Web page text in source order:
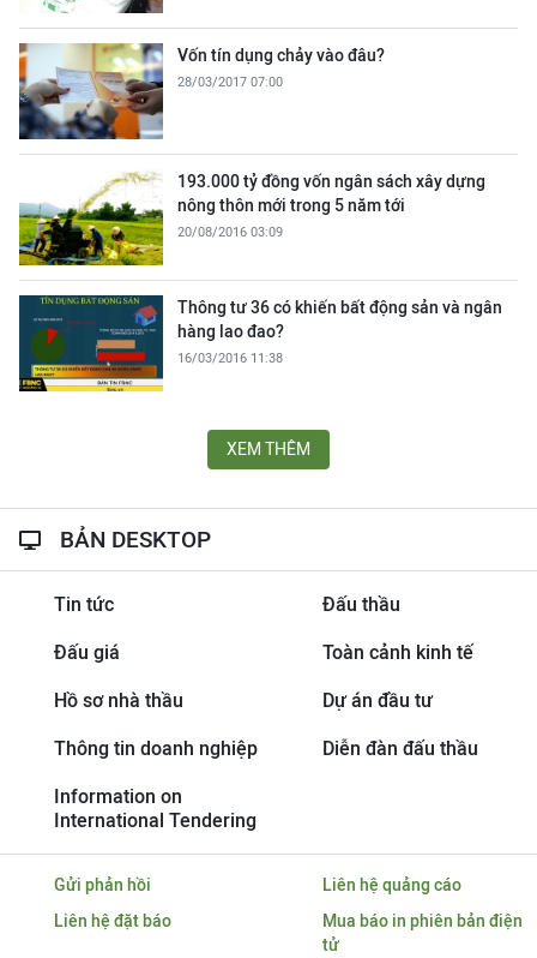
Vốn tín dụng chảy vào đâu?
28/03/2017 07:00
193.000 tỷ đồng vốn ngân sách xây dựng
nông thôn mới trong 5 năm tới
20/08/2016 03:09
Thông tư 36 có khiến bất động sản và ngân
hàng lao đao?
16/03/2016 11:38
XEM THÊM
BẢN DESKTOP
Tin tức Đấu thầu
Đấu giá Toàn cảnh kinh tế
Hồ sơ nhà thầu Dự án đầu tư
Thông tin doanh nghiệp Diễn đàn đấu thầu
Information on
International Tendering
Gửi phản hồi
Liên hệ quảng cáo
Liên hệ đặt báo
Mua báo in phiên bản điện
tử